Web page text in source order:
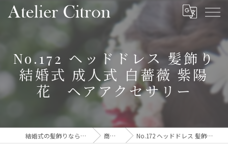
No.172 ヘッドドレス 髪飾り
結婚式 成人式 白薔薇 紫陽
花 ヘアアクセサリー
結婚式の髪飾りならAtelier Citron 商品一覧 No.172 ヘッドドレス 髪飾り 結婚式 成人式